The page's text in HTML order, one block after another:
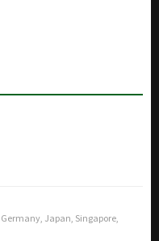
Germany Japan Singapore